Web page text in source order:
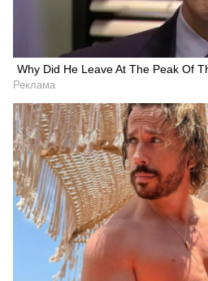
Why Did He Leave At The Peak Of
Реклама